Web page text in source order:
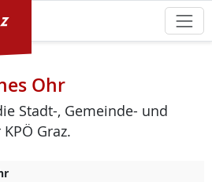
Ohr
Stadt-, Gemeinde- und
Graz.